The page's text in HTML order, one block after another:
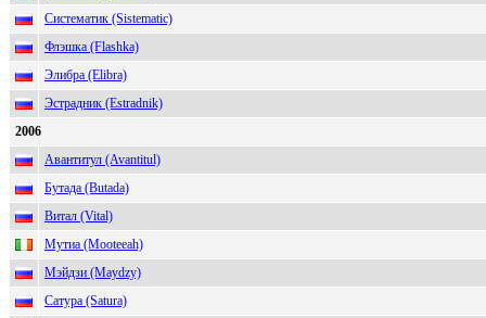
Систематик (Sistematic)
Флэшка (Flashka)
Элибра (Elibra)
Эстрадник (Estradnik)
2006
Авантитул (Avantitul)
Бутада (Butada)
Витал (Vital)
Мутиа (Mooteeah)
Мэйдзи (Maydzy)
Сатура (Satura)